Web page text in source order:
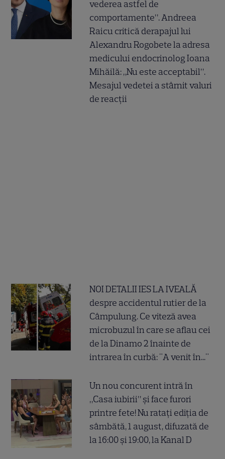
vederea astfel de
comportamente”. Andreea
Raicu critică derapajul lui
Alexandru Rogobete la adresa
medicului endocrinolog Ioana
Mihăilă: „Nu este acceptabil”.
Mesajul vedetei a stârnit valuri
de reacții
NOI DETALII IES LA IVEALĂ
despre accidentul rutier de la
Câmpulung. Ce viteză avea
microbuzul în care se aflau cei
de la Dinamo 2 înainte de
intrarea în curbă: "A venit în..."
Un nou concurent intră în
„Casa iubirii” și face furori
printre fete! Nu ratați ediția de
sâmbătă, 1 august, difuzată de
la 16:00 și 19:00, la Kanal D